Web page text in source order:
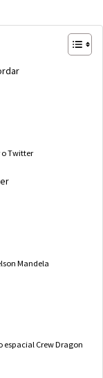
o Twitter
Mandela
espacial Crew Dragon